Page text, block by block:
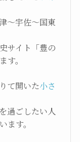
〜宇佐〜国東
サイト「豊の
す。
て開いた小さ
過ごしたい人
ます。